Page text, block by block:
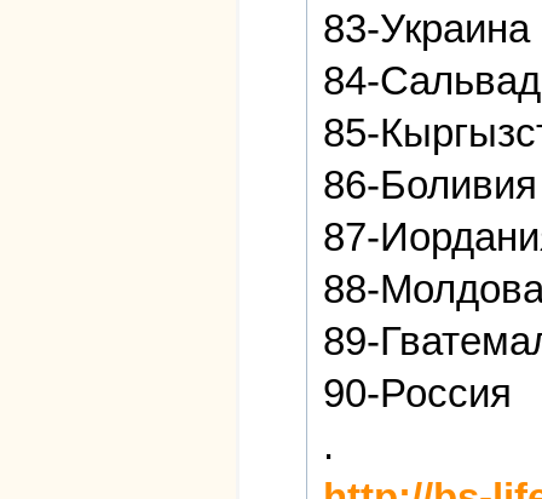
83-Украина
84-
85-
86-Боливия
87-
88-
89-
90-Россия
.